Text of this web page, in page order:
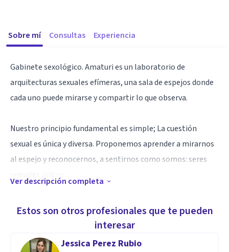
Sobre mí Consultas Experiencia
Gabinete sexológico. Amaturi es un laboratorio de
arquitecturas sexuales efímeras, una sala de espejos donde
cada uno puede mirarse y compartir lo que observa.
Nuestro principio fundamental es simple; La cuestión
sexual es única y diversa. Proponemos aprender a mirarnos
al espejo y reconocernos, a sentirnos como somos: seres
Soltar las etiquetas, la presión social que tanto nos
condiciona y acercarnos a nuestro ser más íntimo.
Especialidad
Ver descripción completa
Estos son otros profesionales que te pueden
interesar
Jessica Perez Rubio